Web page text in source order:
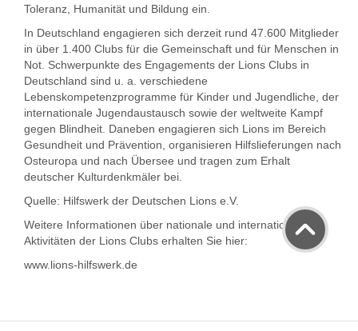
Toleranz, Humanität und Bildung ein.
In Deutschland engagieren sich derzeit rund 47.600 Mitglieder
in über 1.400 Clubs für die Gemeinschaft und für Menschen in
Not. Schwerpunkte des Engagements der Lions Clubs in
Deutschland sind u. a. verschiedene
Lebenskompetenzprogramme für Kinder und Jugendliche, der
internationale Jugendaustausch sowie der weltweite Kampf
gegen Blindheit. Daneben engagieren sich Lions im Bereich
Gesundheit und Prävention, organisieren Hilfslieferungen nach
Osteuropa und nach Übersee und tragen zum Erhalt
deutscher Kulturdenkmäler bei.
Quelle: Hilfswerk der Deutschen Lions e.V.
Weitere Informationen über nationale und internationale
Aktivitäten der Lions Clubs erhalten Sie hier:
www.lions-hilfswerk.de